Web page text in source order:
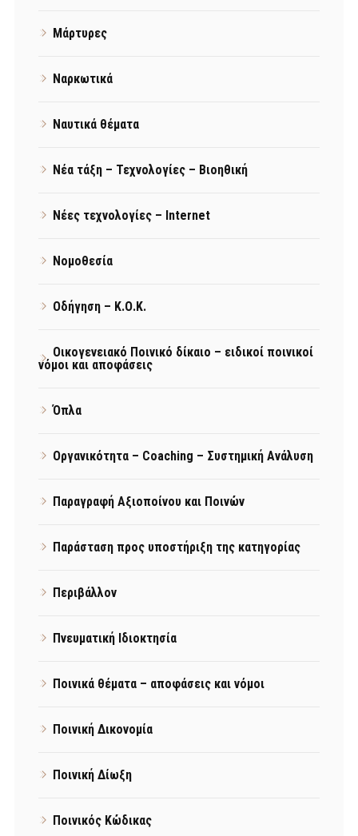
Μάρτυρες
Ναρκωτικά
Ναυτικά θέματα
Νέα τάξη – Τεχνολογίες – Βιοηθική
Νέες τεχνολογίες – Internet
Νομοθεσία
Οδήγηση – Κ.Ο.Κ.
Οικογενειακό Ποινικό δίκαιο – ειδικοί ποινικοί
νόμοι και αποφάσεις
Όπλα
Οργανικότητα – Coaching – Συστημική Ανάλυση
Παραγραφή Αξιοποίνου και Ποινών
Παράσταση προς υποστήριξη της κατηγορίας
Περιβάλλον
Πνευματική Ιδιοκτησία
Ποινικά θέματα – αποφάσεις και νόμοι
Ποινική Δικονομία
Ποινική Δίωξη
Ποινικός Κώδικας